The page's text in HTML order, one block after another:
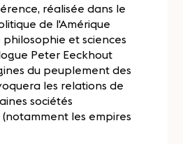
réalisée dans le
de l'Amérique
et sciences
Peter Eeckhout
du peuplement des
les relations de
sociétés
les empires